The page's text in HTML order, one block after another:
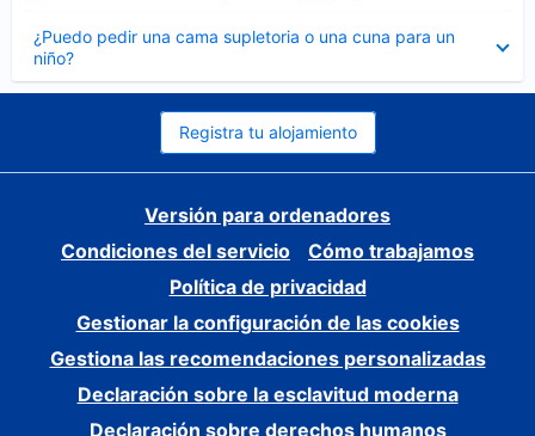
¿Puedo pedir una cama supletoria o una cuna para un
niño?
cerrado
Registra tu alojamiento
Versión para ordenadores
Condiciones del servicio
Cómo trabajamos
Política de privacidad
Gestionar la configuración de las cookies
Gestiona las recomendaciones personalizadas
Declaración sobre la esclavitud moderna
Declaración sobre derechos humanos